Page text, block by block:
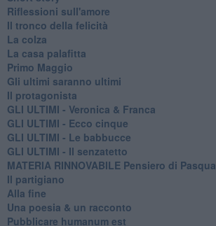
Riflessioni sull'amore
Il tronco della felicità
La colza
La casa palafitta
Primo Maggio
Gli ultimi saranno ultimi
Il protagonista
GLI ULTIMI - Veronica & Franca
GLI ULTIMI - Ecco cinque
GLI ULTIMI - Le babbucce
GLI ULTIMI - Il senzatetto
MATERIA RINNOVABILE Pensiero di Pasqua
Il partigiano
Alla fine
Una poesia & un racconto
Pubblicare humanum est